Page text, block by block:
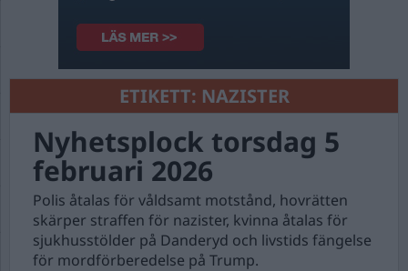
ETIKETT: NAZISTER
Nyhetsplock torsdag 5
februari 2026
Polis åtalas för våldsamt motstånd, hovrätten
skärper straffen för nazister, kvinna åtalas för
sjukhusstölder på Danderyd och livstids fängelse
för mordförberedelse på Trump.